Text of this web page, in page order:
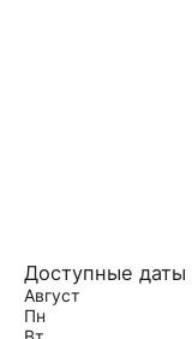
Доступные даты
Август
Пн